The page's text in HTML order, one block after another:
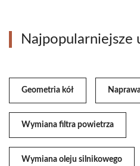
Najpopularniejsze
Geometria kół
Wymiana filtra powietrza
Wymiana oleju silnikowego